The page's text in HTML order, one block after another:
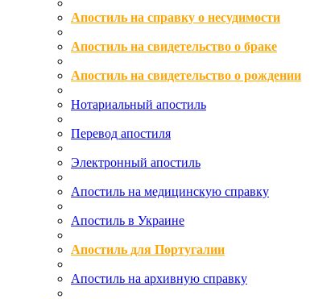
Апостиль на справку о несудимости
Апостиль на свидетельство о браке
Апостиль на свидетельство о рождении
Нотариальный апостиль
Перевод апостиля
Электронный апостиль
Апостиль на медицинскую справку
Апостиль в Украине
Апостиль для Португалии
Апостиль на архивную справку